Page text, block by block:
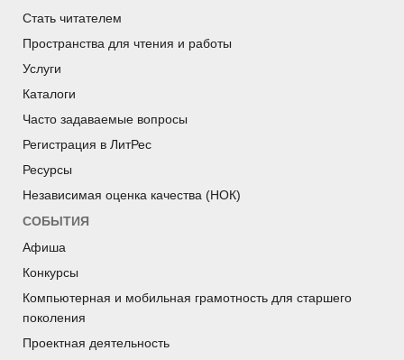
Стать читателем
Пространства для чтения и работы
Услуги
Каталоги
Часто задаваемые вопросы
Регистрация в ЛитРес
Ресурсы
Независимая оценка качества (НОК)
СОБЫТИЯ
Афиша
Конкурсы
Компьютерная и мобильная грамотность для старшего
поколения
Проектная деятельность